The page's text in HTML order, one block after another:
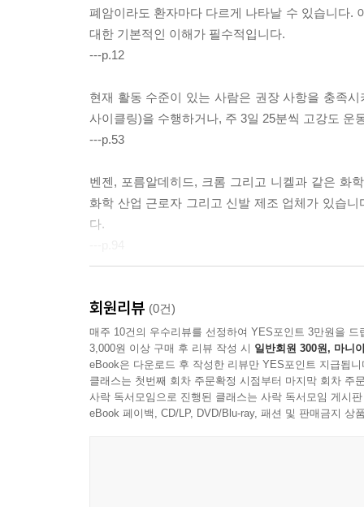
폐암이라도 환자마다 다르게 나타날 수 있습니다.
대한 기본적인 이해가 필수적입니다.
---p.12
현재 활동 수준이 있는 사람은 권장 사항을 충족
사이클링)을 수행하거나, 주 3일 25분씩 고강도 운
---p.53
벤젠, 포름알데히드, 크롬 그리고 니켈과 같은 화
화학 산업 근로자 그리고 신발 제조 업체가 있습
다.
SR)는 과학적으로 검증된 방법으로, 스트레스, 불
---p.136
BRCA 변이는 상염색체 우성(autosomal
을 확률이 50%라는 의미입니다. BRCA 변이의 보
1/40-1/50으로 훨씬 높습니다.
회원리뷰 (0건)
매주 10건의 우수리뷰를 선정하여 YES포인트 3만원을 드
3,000원 이상 구매 후 리뷰 작성 시 일반회원 300원, 마니
eBook은 다운로드 후 작성한 리뷰만 YES포인트 지급됩니
클래스는 첫번째 회차 주문확정 시점부터 마지막 회차 주
사락 독서모임으로 진행된 클래스는 사락 독서모임 게시
eBook 페이백, CD/LP, DVD/Blu-ray, 패션 및 판매금지 상